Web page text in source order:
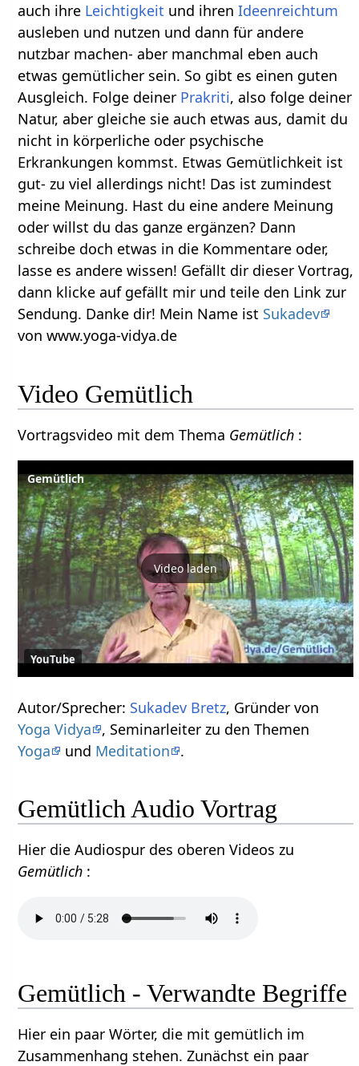
auch ihre Leichtigkeit und ihrenIdeenreichtum
ausleben und nutzen und dann für andere
nutzbar machen- aber manchmal eben auch
etwas gemütlicher sein. So gibt es einen guten
Ausgleich. Folge deiner Prakriti, also folge deiner
Natur, aber gleiche sie auch etwas aus, damit du
nicht in körperliche oder psychische
Erkrankungen kommst. Etwas Gemütlichkeit ist
gut- zu viel allerdings nicht! Das ist zumindest
meine Meinung. Hast du eine andere Meinung
oder willst du das ganze ergänzen? Dann
schreibe doch etwas in die Kommentare oder,
lasse es andere wissen! Gefällt dir dieser Vortrag,
dann klicke auf gefällt mir und teile den Link zur
Sendung. Danke dir! Mein Name ist Sukadev
von www.yoga-vidya.de
Video Gemütlich
Vortragsvideo mit dem Thema Gemütlich :
Gemütlich
Video laden
YouTube
Autor/Sprecher: Sukadev Bretz, Gründer von
Yoga Vidya
, Seminarleiter zu den Themen
Yoga
und Meditation .
Gemütlich Audio Vortrag
Hier die Audiospur des oberen Videos zu
Gemütlich :
Gemütlich - Verwandte Begriffe
Hier ein paar Wörter, die mit gemütlich im
Zusammenhang stehen. Zunächst ein paar